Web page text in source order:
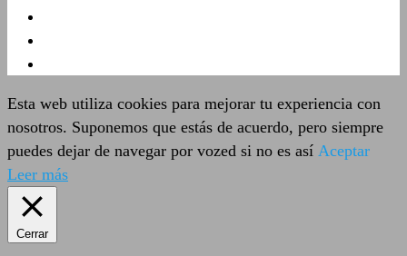
Esta web utiliza cookies para mejorar tu experiencia con
nosotros. Suponemos que estás de acuerdo, pero siempre
puedes dejar de navegar por vozed si no es así Aceptar
Leer más
Cerrar